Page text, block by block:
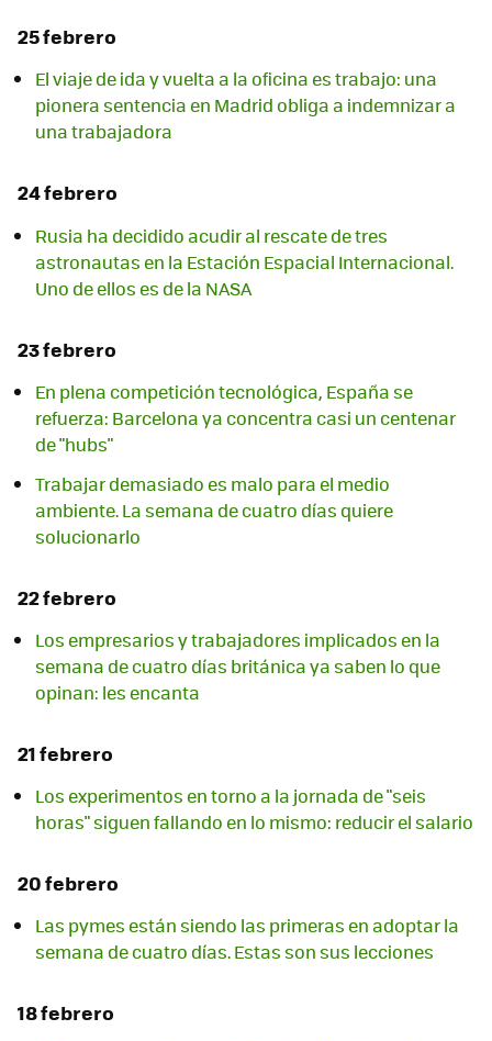
25 febrero
El viaje de ida y vuelta a la oficina es trabajo: una
pionera sentencia en Madrid obliga a indemnizar a
una trabajadora
24 febrero
Rusia ha decidido acudir al rescate de tres
astronautas en la Estación Espacial Internacional.
Uno de ellos es de la NASA
23 febrero
En plena competición tecnológica, España se
refuerza: Barcelona ya concentra casi un centenar
de "hubs"
Trabajar demasiado es malo para el medio
ambiente. La semana de cuatro días quiere
solucionarlo
22 febrero
Los empresarios y trabajadores implicados en la
semana de cuatro días británica ya saben lo que
opinan: les encanta
21 febrero
Los experimentos en torno a la jornada de "seis
horas" siguen fallando en lo mismo: reducir el salario
20 febrero
Las pymes están siendo las primeras en adoptar la
semana de cuatro días. Estas son sus lecciones
18 febrero